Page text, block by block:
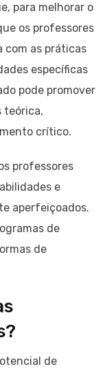
para melhorar o
os professores
com as práticas
específicas
pode promover
teórica,
crítico.
professores
e
aperfeiçoados.
de
de
de